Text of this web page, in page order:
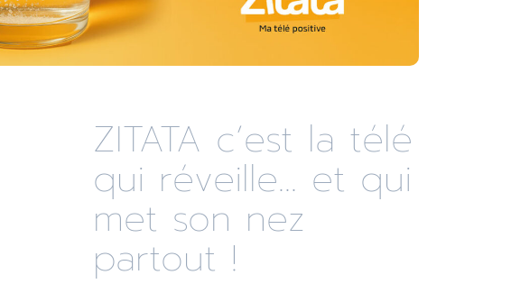
ZITATA c’est la télé
qui réveille... et qui
met son nez
partout !